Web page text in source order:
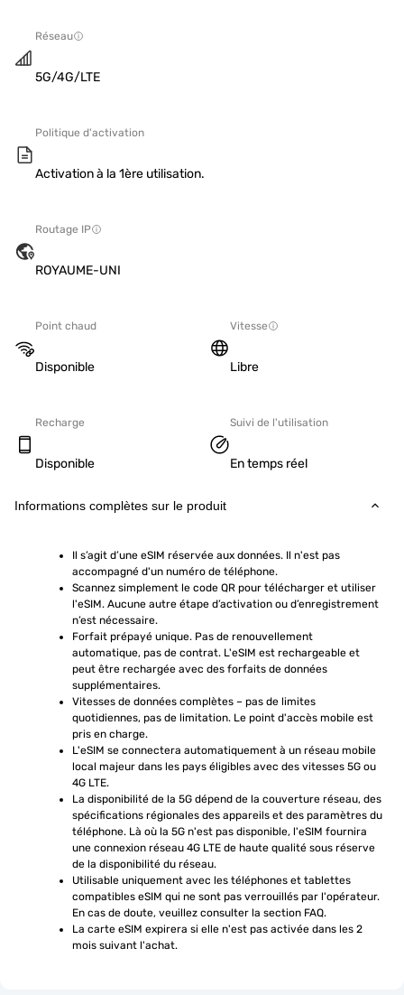
Réseau
5G/4G/LTE
Politique d'activation
Activation à la 1ère utilisation.
Routage IP
ROYAUME-UNI
Point chaud
Disponible
Vitesse
Libre
Recharge
Disponible
Suivi de l'utilisation
En temps réel
Informations complètes sur le produit
Il s’agit d’une eSIM réservée aux données. Il n'est pas
accompagné d'un numéro de téléphone.
Scannez simplement le code QR pour télécharger et utiliser
l'eSIM. Aucune autre étape d’activation ou d’enregistrement
n’est nécessaire.
Forfait prépayé unique. Pas de renouvellement
automatique, pas de contrat. L'eSIM est rechargeable et
peut être rechargée avec des forfaits de données
supplémentaires.
Vitesses de données complètes – pas de limites
quotidiennes, pas de limitation. Le point d'accès mobile est
pris en charge.
L'eSIM se connectera automatiquement à un réseau mobile
local majeur dans les pays éligibles avec des vitesses 5G ou
4G LTE.
La disponibilité de la 5G dépend de la couverture réseau, des
spécifications régionales des appareils et des paramètres du
téléphone. Là où la 5G n'est pas disponible, l'eSIM fournira
une connexion réseau 4G LTE de haute qualité sous réserve
de la disponibilité du réseau.
Utilisable uniquement avec les téléphones et tablettes
compatibles eSIM qui ne sont pas verrouillés par l'opérateur.
En cas de doute, veuillez consulter la section FAQ.
La carte eSIM expirera si elle n'est pas activée dans les 2
mois suivant l'achat.